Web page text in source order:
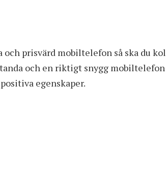
prisvärd mobiltelefon så ska du
och en riktigt snygg
egenskaper.